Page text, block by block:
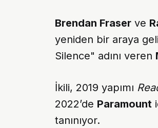
Brendan Fraser ve
yeniden bir araya
Silence" adını veren
İkili, 2019 yapımı
2022’de Paramount
tanınıyor.